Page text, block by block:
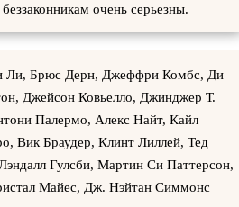
очень серьезны.
Ли, Брюс Дерн, Джеффри Комбс, Ди
Джейсон Ковьелло, Джинджер Т.
Палермо, Алекс Найт, Кайл
Вик Браудер, Клинт Лиллей, Тед
Гулсби, Мартин Си Паттерсон,
Майес, Дж. Нэйтан Симмонс